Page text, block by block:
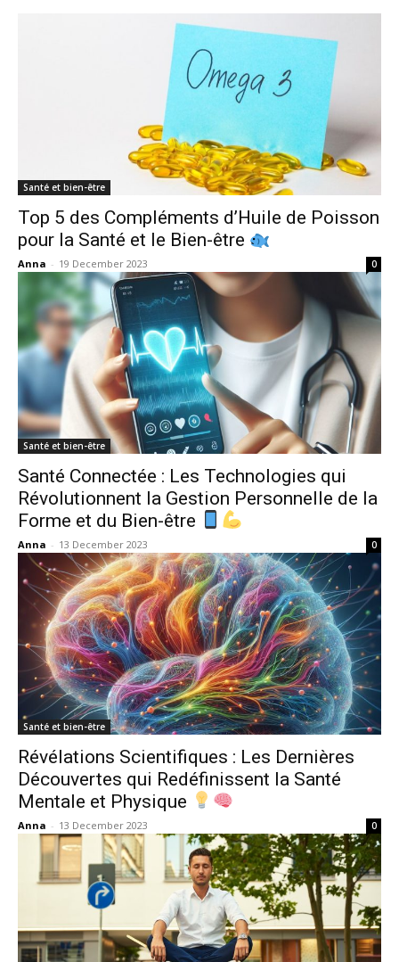
Santé et bien-être
Top 5 des Compléments d’Huile de Poisson
pour la Santé et le Bien-être
Anna - 19 December 2023 0
Santé et bien-être
Santé Connectée : Les Technologies qui
Révolutionnent la Gestion Personnelle de la
Forme et du Bien-être
Anna - 13 December 2023 0
Santé et bien-être
Révélations Scientifiques : Les Dernières
Découvertes qui Redéfinissent la Santé
Mentale et Physique
Anna - 13 December 2023 0